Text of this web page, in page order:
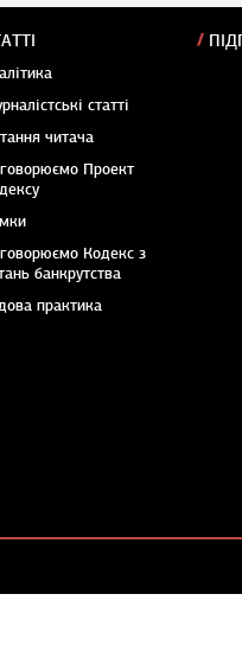
статті
читача
Проект
Кодекс з
банкрутства
практика